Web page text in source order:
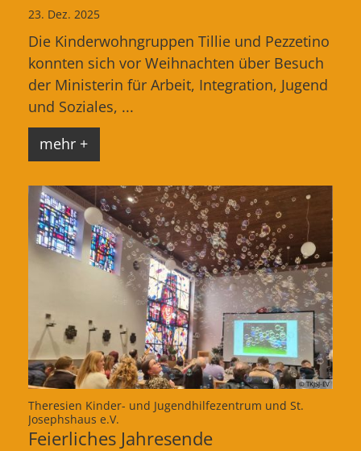
23. Dez. 2025
Die Kinderwohngruppen Tillie und Pezzetino
konnten sich vor Weihnachten über Besuch
der Ministerin für Arbeit, Integration, Jugend
und Soziales, ...
mehr +
© TKJSJ-EV
Theresien Kinder- und Jugendhilfezentrum und St.
Josephshaus e.V.
Feierliches Jahresende